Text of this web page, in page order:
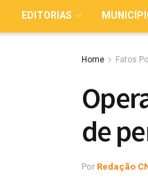
EDITORIAS
Home Fatos
de
Por Redação